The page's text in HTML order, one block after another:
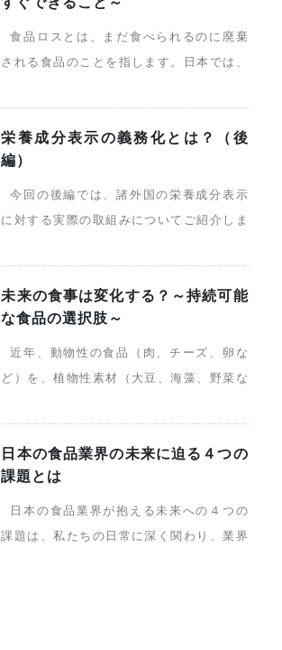
食品ロスとは、まだ食べられるのに廃棄
される食品のことを指します。日本では、
栄養成分表示の義務化とは？（後
編）
今回の後編では、諸外国の栄養成分表示
に対する実際の取組みについてご紹介しま
未来の食事は変化する？～持続可能
な食品の選択肢～
近年、動物性の食品（肉、チーズ、卵な
ど）を、植物性素材（大豆、海藻、野菜な
日本の食品業界の未来に迫る４つの
課題とは
日本の食品業界が抱える未来への４つの
課題は、私たちの日常に深く関わり、業界